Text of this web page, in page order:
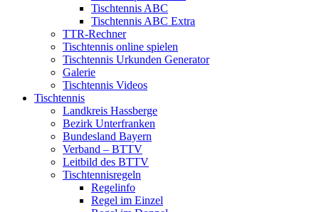
Tischtennis ABC
Tischtennis ABC Extra
TTR-Rechner
Tischtennis online spielen
Tischtennis Urkunden Generator
Galerie
Tischtennis Videos
Tischtennis
Landkreis Hassberge
Bezirk Unterfranken
Bundesland Bayern
Verband – BTTV
Leitbild des BTTV
Tischtennisregeln
Regelinfo
Regel im Einzel